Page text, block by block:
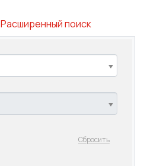
Расширенный поиск
Сбросить